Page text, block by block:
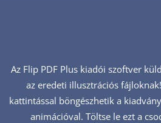
Az Flip PDF Plus kiadói szoftver
az eredeti illusztrációs
kattintással böngészhetik a
animációval. Töltse le ezt a